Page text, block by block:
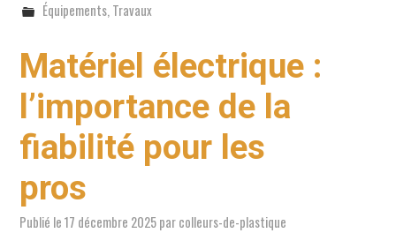
Équipements,Travaux
Matériel électrique :
l’importance de la
fiabilité pour les
pros
Publié le17 décembre 2025parcolleurs-de-plastique